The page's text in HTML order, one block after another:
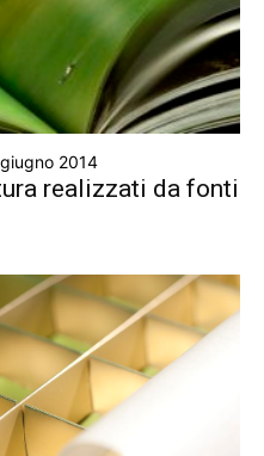
2014
realizzati da fonti